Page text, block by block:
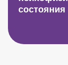
состояния